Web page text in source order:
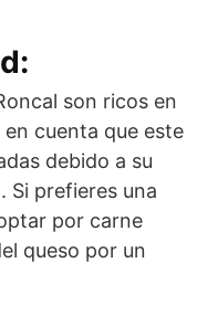
son ricos en
cuenta que este
debido a su
Si prefieres una
por carne
queso por un